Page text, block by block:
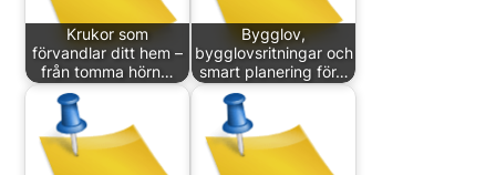
Krukor som
förvandlar ditt hem –
från tomma hörn…
Bygglov,
bygglovsritningar och
smart planering för…